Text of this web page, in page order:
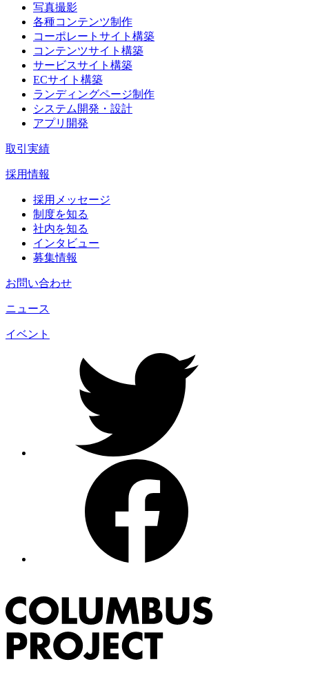
写真撮影
各種コンテンツ制作
コーポレートサイト構築
コンテンツサイト構築
サービスサイト構築
ECサイト構築
ランディングページ制作
システム開発・設計
アプリ開発
取引実績
採用情報
採用メッセージ
制度を知る
社内を知る
インタビュー
募集情報
お問い合わせ
ニュース
イベント